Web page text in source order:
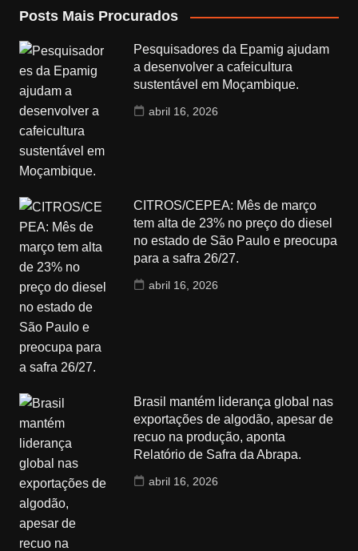
Posts Mais Procurados
Pesquisadores da Epamig ajudam
a desenvolver a cafeicultura
sustentável em Moçambique.
abril 16, 2026
CITROS/CEPEA: Mês de março
tem alta de 23% no preço do diesel
no estado de São Paulo e preocupa
para a safra 26/27.
abril 16, 2026
Brasil mantém liderança global nas
exportações de algodão, apesar de
recuo na produção, aponta
Relatório de Safra da Abrapa.
abril 16, 2026